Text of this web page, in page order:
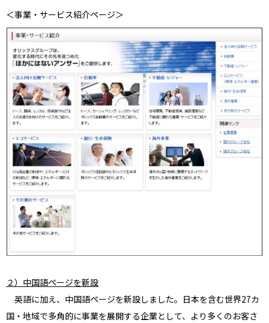
＜事業・サービス紹介ページ＞
２）中国語ページを新設
英語に加え、中国語ページを新設しました。日本を含む世界27カ
国・地域で多角的に事業を展開する企業として、より多くのお客さ